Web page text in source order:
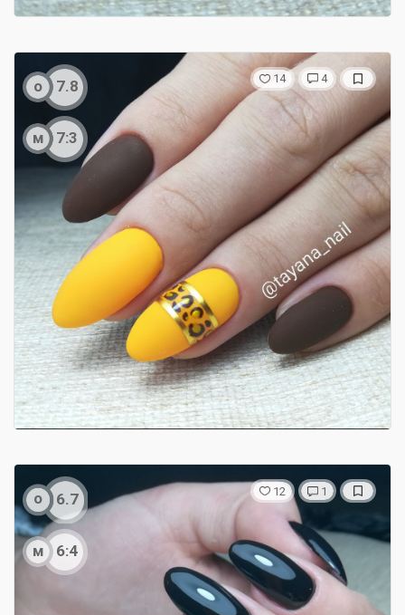
о 7.8
м 7:3
14 4
о 6.7
м 6:4
12 1